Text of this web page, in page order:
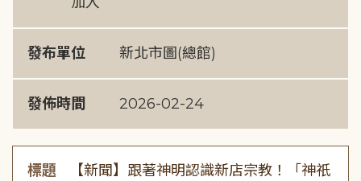
發布單位 新北市圖(總館)
發佈時間 2026-02-24
標題
【新聞】跟著神明認識新店宗教！「神祇